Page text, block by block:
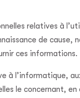
relatives à
de cause,
ces informations.
à l’informatique,
le concernant,